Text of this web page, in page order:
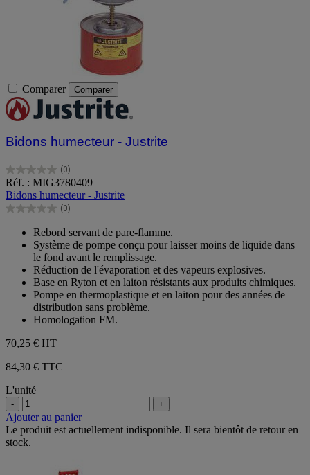
Comparer Comparer
Bidons humecteur - Justrite
(0)
0.0
sur
5
étoiles.
Réf. : MIG3780409
Bidons humecteur - Justrite
(0)
0.0
étoiles.
Rebord servant de pare-flamme.
Système de pompe conçu pour laisser moins de liquide dans
le fond avant le remplissage.
Réduction de l'évaporation et des vapeurs explosives.
Base en Ryton et en laiton résistants aux produits chimiques.
Pompe en thermoplastique et en laiton pour des années de
distribution sans problème.
Homologation FM.
70,25 € HT
84,30 € TTC
L'unité
- +
Ajouter au panier
Le produit est actuellement indisponible. Il sera bientôt de retour en
stock.